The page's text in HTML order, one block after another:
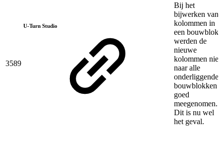
3589
U-Turn Studio
Bij het
bijwerken van
kolommen in
een bouwblok,
werden de
nieuwe
kolommen niet
naar alle
onderliggende
bouwblokken
goed
meegenomen.
Dit is nu wel
het geval.